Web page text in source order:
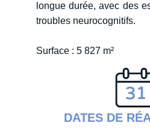
longue durée, avec des
troubles neurocognitifs.
Surface : 5 827 m²
DATES DE